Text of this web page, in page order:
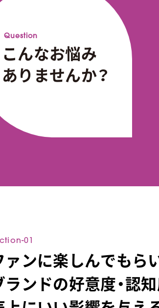
Question
こんなお悩み
ありませんか？
ァンに楽しんでもら
ランドの好意度・認